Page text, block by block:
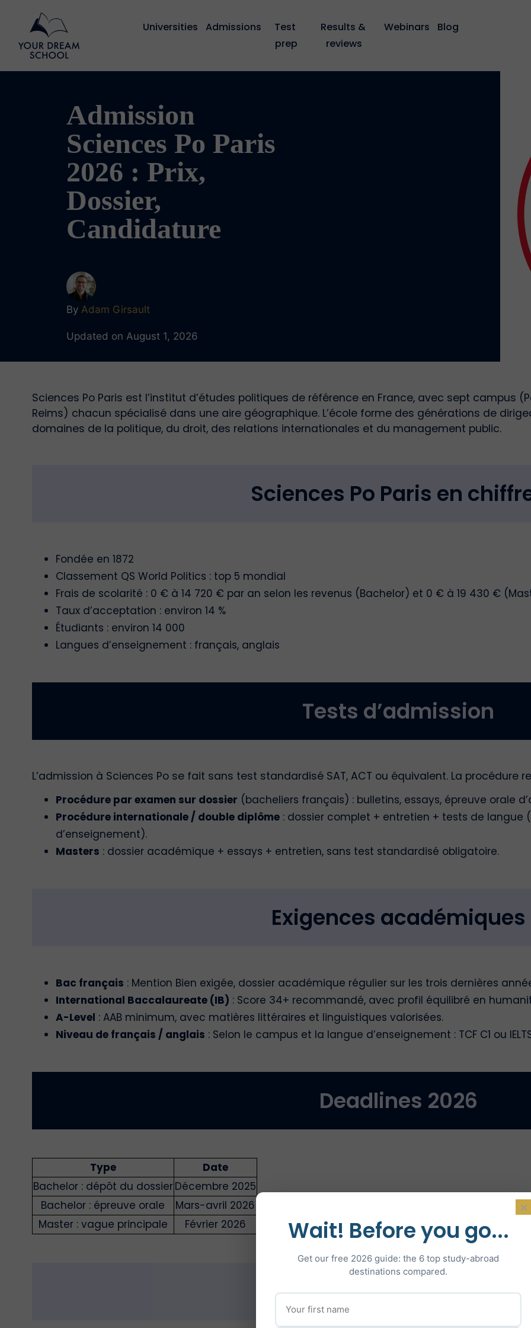
Universities Admissions
Test
prep
Results &
reviews
Webinars Blog
Admission
Sciences Po Paris
2026 : Prix,
Dossier,
Candidature
By Adam Girsault
Updated on August 1, 2026
Sciences Po Paris est l’institut d’études politiques de référence en France, avec sept campus
Reims) chacun spécialisé dans une aire géographique. L’école forme des générations de
domaines de la politique, du droit, des relations internationales et du management public.
Sciences Po Paris en
Fondée en 1872
Classement QS World Politics : top 5 mondial
Frais de scolarité : 0 € à 14 720 € par an selon les revenus (Bachelor) et 0 € à 19 430 €
Taux d’acceptation : environ 14 %
Étudiants : environ 14 000
Langues d’enseignement : français, anglais
Tests d’admission
L’admission à Sciences Po se fait sans test standardisé SAT, ACT ou équivalent. La procédure
Procédure par examen sur dossier (bacheliers français) : bulletins, essays, épreuve orale
Procédure internationale / double diplôme: dossier complet + entretien + tests de langue
d’enseignement).
Masters : dossier académique + essays + entretien, sans test standardisé obligatoire.
Exigences académiques
Bac français : Mention Bien exigée, dossier académique régulier sur les trois dernières
International Baccalaureate (IB) : Score 34+ recommandé, avec profil équilibré en
A-Level : AAB minimum, avec matières littéraires et linguistiques valorisées.
Niveau de français / anglais : Selon le campus et la langue d’enseignement : TCF C1 ou IELTS
Deadlines 2026
Type
Date
Bachelor : dépôt du dossierDécembre 2025
Bachelor : épreuve orale
Mars-avril 2026
Master : vague principale
Février 2026
Le dossier de
×
Wait! Before you go...
Get our free 2026 guide: the 6 top study-abroad
destinations compared.